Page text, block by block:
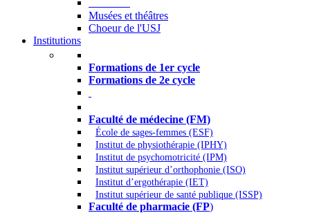
Musées et théâtres
Choeur de l'USJ
Institutions
Formations de 1er cycle
Formations de 2e cycle
Faculté de médecine (FM)
École de sages-femmes (ESF)
Institut de physiothérapie (IPHY)
Institut de psychomotricité (IPM)
Institut supérieur d’orthophonie (ISO)
Institut d’ergothérapie (IET)
Institut supérieur de santé publique (ISSP)
Faculté de pharmacie (FP)